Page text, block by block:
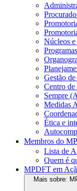
Núcleos
Gestão
Centro
Sempre
Medidas
Ética e
Membros do
Lista de
Quem é
MPDFT em
Mais sobre: